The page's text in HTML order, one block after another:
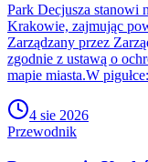
Park Decjusza stanowi
Krakowie, zajmując
Zarządzany przez
zgodnie z ustawą o
mapie miasta.W
4 sie 2026
Przewodnik